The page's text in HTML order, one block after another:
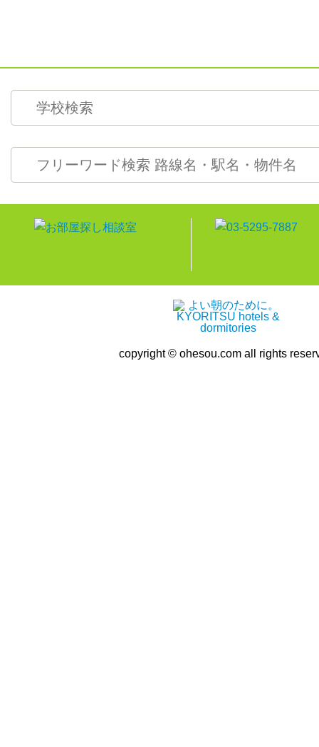
copyright © ohesou.com all rights